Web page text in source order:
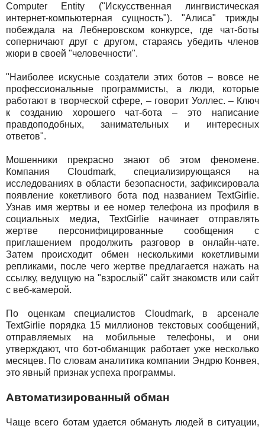
Computer Entity ("Искусственная лингвистическая
интернет-компьютерная сущность"). "Алиса" трижды
побеждала на Лебнеровском конкурсе, где чат-боты
соперничают друг с другом, стараясь убедить членов
жюри в своей "человечности".
"Наиболее искусные создатели этих ботов – вовсе не
профессиональные программисты, а люди, которые
работают в творческой сфере, – говорит Уоллес. – Ключ
к созданию хорошего чат-бота – это написание
правдоподобных, занимательных и интересных
ответов".
Мошенники прекрасно знают об этом феномене.
Компания Cloudmark, специализирующаяся на
исследованиях в области безопасности, зафиксировала
появление кокетливого бота под названием TextGirlie.
Узнав имя жертвы и ее номер телефона из профиля в
социальных медиа, TextGirlie начинает отправлять
жертве персонифицированные сообщения с
приглашением продолжить разговор в онлайн-чате.
Затем происходит обмен несколькими кокетливыми
репликами, после чего жертве предлагается нажать на
ссылку, ведущую на "взрослый" сайт знакомств или сайт
с веб-камерой.
По оценкам специалистов Cloudmark, в арсенале
TextGirlie порядка 15 миллионов текстовых сообщений,
отправляемых на мобильные телефоны, и они
утверждают, что бот-обманщик работает уже несколько
месяцев. По словам аналитика компании Эндрю Конвея,
это явный признак успеха программы.
Автоматизированный обман
Чаще всего ботам удается обмануть людей в ситуации,